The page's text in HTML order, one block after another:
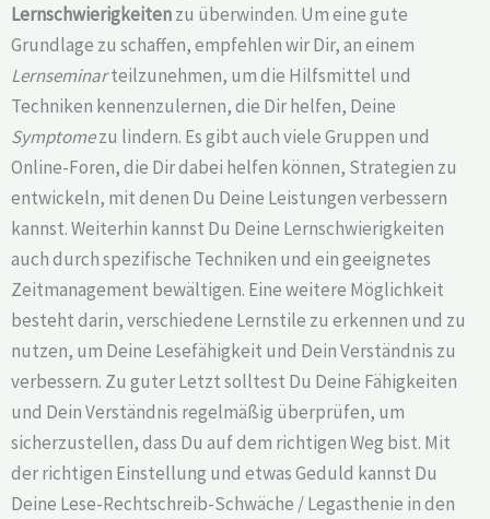
Lernschwierigkeitenzu überwinden. Um eine gute
Grundlage zu schaffen, empfehlen wir Dir, an einem
Lernseminarteilzunehmen, um die Hilfsmittel und
Techniken kennenzulernen, die Dir helfen, Deine
Symptomezu lindern. Es gibt auch viele Gruppen und
Online-Foren, die Dir dabei helfen können, Strategien zu
entwickeln, mit denen Du Deine Leistungen verbessern
kannst. Weiterhin kannst Du Deine Lernschwierigkeiten
auch durch spezifische Techniken und ein geeignetes
Zeitmanagement bewältigen. Eine weitere Möglichkeit
besteht darin, verschiedene Lernstile zu erkennen und zu
nutzen, um Deine Lesefähigkeit und Dein Verständnis zu
verbessern. Zu guter Letzt solltest Du Deine Fähigkeiten
und Dein Verständnis regelmäßig überprüfen, um
sicherzustellen, dass Du auf dem richtigen Weg bist. Mit
der richtigen Einstellung und etwas Geduld kannst Du
Deine Lese-Rechtschreib-Schwäche / Legasthenie in den